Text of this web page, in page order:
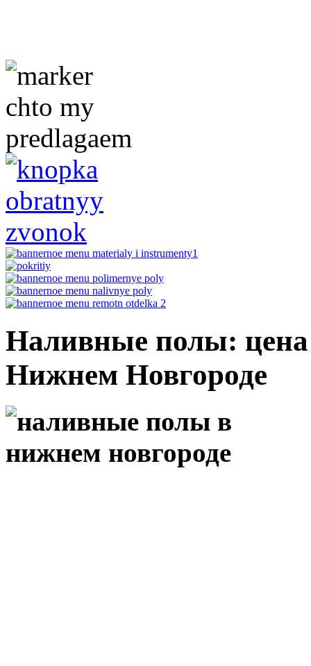
Наливные полы: цена
Нижнем Новгороде